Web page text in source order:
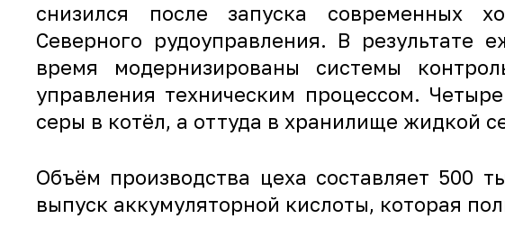
снизился после запуска современных
Северного рудоуправления. В результате
время модернизированы системы
управления техническим процессом.
серы в котёл, а оттуда в хранилище жидкой
Объём производства цеха составляет 500
выпуск аккумуляторной кислоты, которая